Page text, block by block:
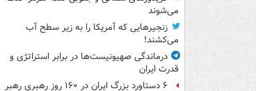
می‌شوند
زنجیرهایی که آمریکا را به زیر سطح آب
می‌کشند!
درماندگی صهیونیست‌ها در برابر استراتژی و
قدرت ایران
۶ دستاورد بزرگ ایران در ۱۶۰ روز رهبری رهبر